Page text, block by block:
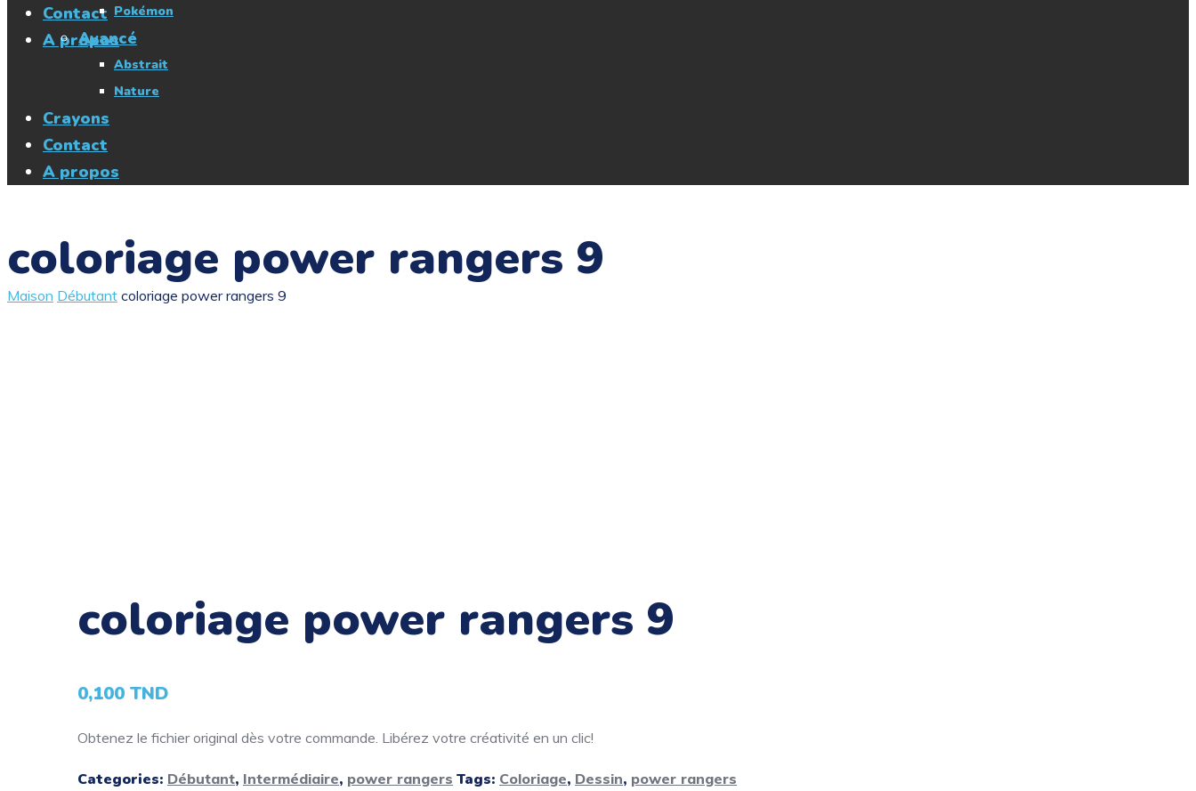
Contact
A propos
Pokémon
Avancé
Abstrait
Nature
Crayons
Contact
A propos
coloriage power rangers 9
Maison Débutant coloriage power rangers 9
coloriage power rangers 9
0,100 TND
Obtenez le fichier original dès votre commande. Libérez votre créativité en un clic!
Categories: Débutant, Intermédiaire, power rangers Tags: Coloriage, Dessin, power rangers